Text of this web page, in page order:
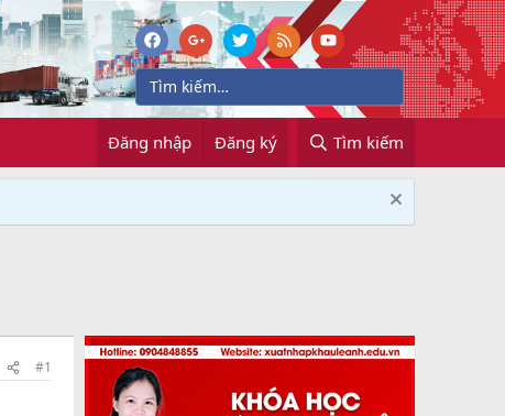
Đăng nhập Đăng ký Tìm kiếm
#1